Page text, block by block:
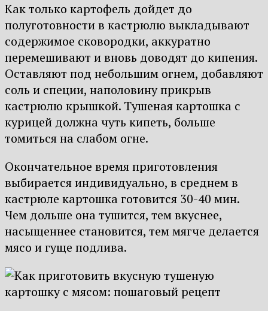
Как только картофель дойдет до
полуготовности в кастрюлю выкладывают
содержимое сковородки, аккуратно
перемешивают и вновь доводят до кипения.
Оставляют под небольшим огнем, добавляют
соль и специи, наполовину прикрыв
кастрюлю крышкой. Тушеная картошка с
курицей должна чуть кипеть, больше
томиться на слабом огне.
Окончательное время приготовления
выбирается индивидуально, в среднем в
кастрюле картошка готовится 30-40 мин.
Чем дольше она тушится, тем вкуснее,
насыщеннее становится, тем мягче делается
мясо и гуще подлива.